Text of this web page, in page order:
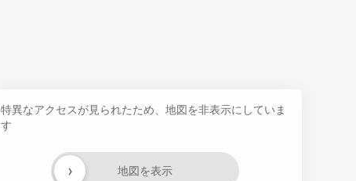
特異なアクセスが見られたため、地図を非表示にしていま
す
地図を表示
›